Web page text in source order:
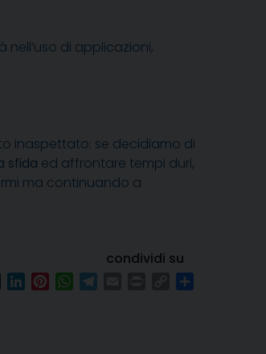
di applicazioni,
inaspettato: se decidiamo di
sfida ed affrontare tempi duri,
ma continuando a
condividi su
ThreadsLinkedInPinterestWhatsApp
Copy